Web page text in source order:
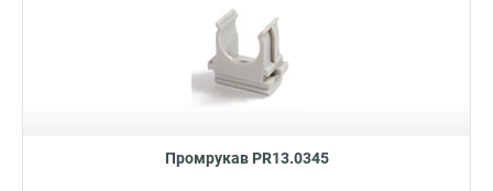
Промрукав PR13.0345